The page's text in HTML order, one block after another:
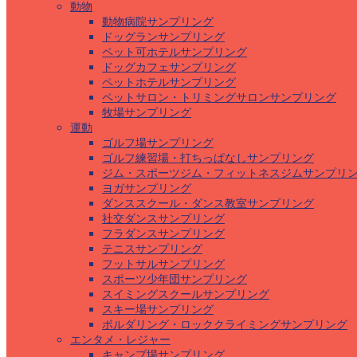
動物
動物病院サンプリング
ドッグランサンプリング
ペット可ホテルサンプリング
ドッグカフェサンプリング
ペットホテルサンプリング
ペットサロン・トリミングサロンサンプリング
牧場サンプリング
運動
ゴルフ場サンプリング
ゴルフ練習場・打ちっぱなしサンプリング
ジム・スポーツジム・フィットネスジムサンプリ
ヨガサンプリング
ダンススクール・ダンス教室サンプリング
社交ダンスサンプリング
フラダンスサンプリング
テニスサンプリング
フットサルサンプリング
スポーツ少年団サンプリング
スイミングスクールサンプリング
スキー場サンプリング
ボルダリング・ロッククライミングサンプリング
エンタメ・レジャー